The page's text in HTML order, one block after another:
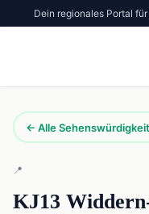
Dein regionales Portal
← Alle
📍
KJ13